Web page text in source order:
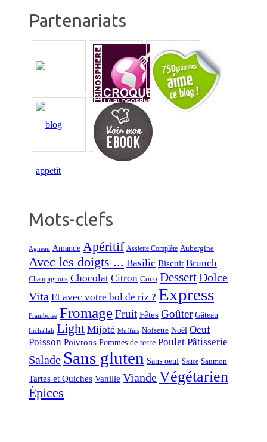
Partenariats
Mots-clefs
Agneau Amande Apéritif Assiette Complète Aubergine
Avec les doigts ... Basilic Biscuit Brunch
Champignons Chocolat Citron Coco DessertDolce
Vita Et avec votre bol de riz ? Express
Framboise FromageFruit Fêtes Goûter Gâteau
Inchallah Light Mijoté Muffins Noisette Noël Oeuf
Poisson Poivrons Pommes de terre Poulet Pâtisserie
Salade Sans gluten Sans oeuf Sauce Saumon
Tartes et Quiches Vanille ViandeVégétarien
Épices